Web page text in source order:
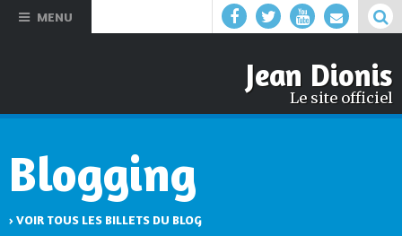
MENU
Jean Dionis
Le site officiel
Blogging
› VOIR TOUS LES BILLETS DU BLOG